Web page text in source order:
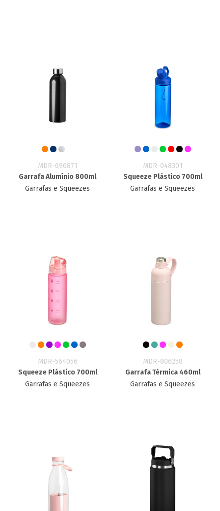
MDR-696871
Garrafa Alumínio 800ml
Garrafas e Squeezes
MDR-048301
Squeeze Plástico 700ml
Garrafas e Squeezes
MDR-564056
Squeeze Plástico 700ml
Garrafas e Squeezes
MDR-806258
Garrafa Térmica 460ml
Garrafas e Squeezes